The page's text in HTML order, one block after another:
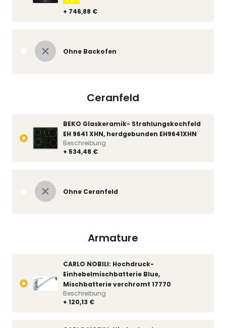
+ 746,88 €
Ohne Backofen
Ceranfeld
BEKO Glaskeramik- Strahlungskochfeld
EH 9641 XHN, herdgebunden EH9641XHN
+ 534,48 €
Beschreibung
Ohne Ceranfeld
Armature
CARLO NOBILI: Hochdruck-
Einhebelmischbatterie Blue,
Mischbatterie verchromt 17770
+ 120,13 €
Beschreibung